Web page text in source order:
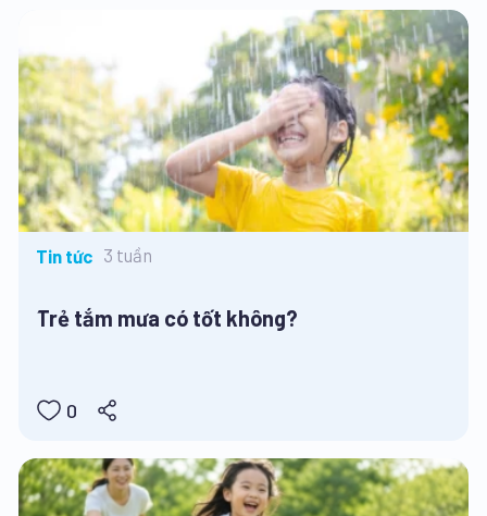
Tin tức 3 tuần
Trẻ tắm mưa có tốt không?
0